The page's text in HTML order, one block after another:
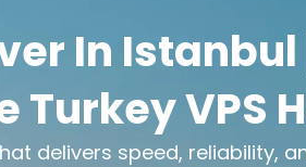
In
Turkey VPS
delivers speed, reliability,